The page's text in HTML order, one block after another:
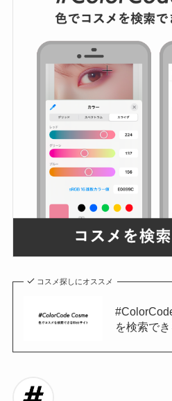
コスメ探しにオススメ
を検索で